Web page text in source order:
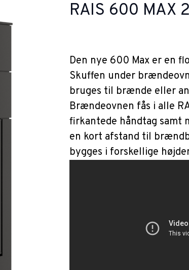
RAIS 600 MAX
Den nye 600 Max er en
Skuffen under
bruges til brænde eller
Brændeovnen fås i alle
firkantede håndtag samt
en kort afstand til
bygges i forskellige